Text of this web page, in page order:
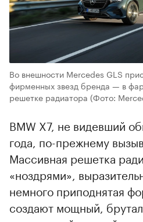
Во внешности Mercedes GLS
фирменных звезд бренда — в
решетке радиатора (Фото:
BMW X7, не видевший
года, по-прежнему
Массивная решетка
«ноздрями»,
немного приподнятая
создают мощный,